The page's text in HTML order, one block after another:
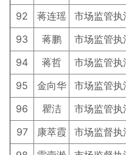
92
蒋连瑶 市场监管执
93
蒋鹏 市场监管执
94
蒋哲 市场监管执
95
金向华 市场监管执
96
瞿洁 市场监管执
97
康萃霞 市场监督执